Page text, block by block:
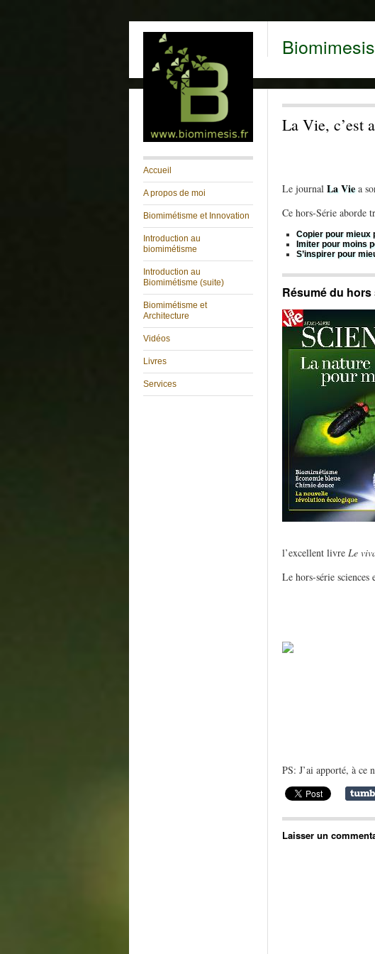
Biomimesis
Accueil
A propos de moi
Biomimétisme et Innovation
Introduction au
biomimétisme
Introduction au
Biomimétisme (suite)
Biomimétisme et
Architecture
Vidéos
Livres
Services
La Vie, c’est
Le journal La Viea
Ce hors-Série aborde
Copier pour mieux
Imiter pour moins
S’inspirer pour
Résumé du hors
l’excellent livre Le
Le hors-série sciences
PS: J’ai apporté, à ce
Laisser un